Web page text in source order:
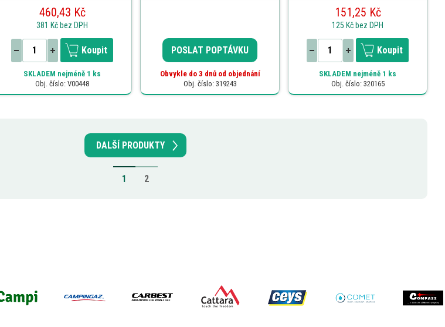
460,43 Kč
381 Kč bez DPH
Koupit
SKLADEM nejméně 1 ks
Obj. číslo: V00448
POSLAT POPTÁVKU
Obvykle do 3 dnů od objednání
Obj. číslo: 319243
151,25 Kč
125 Kč bez DPH
Koupit
SKLADEM nejméně 1 ks
Obj. číslo: 320165
DALŠÍ PRODUKTY
1 2